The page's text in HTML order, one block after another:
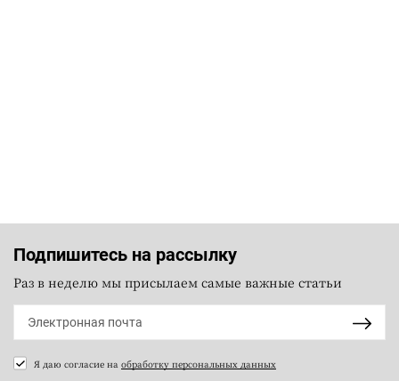
Подпишитесь на рассылку
Раз в неделю мы присылаем самые важные статьи
Я даю согласие на обработку персональных данных